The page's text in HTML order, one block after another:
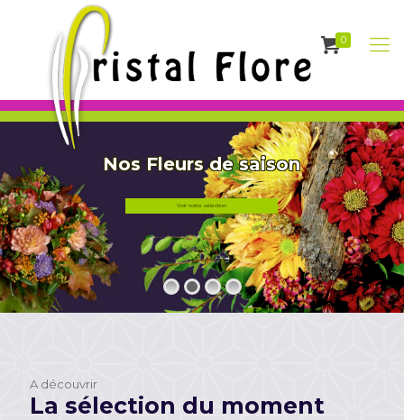
0
Nos Fleurs de saison
Voir notre sélection
A découvrir
La sélection du moment